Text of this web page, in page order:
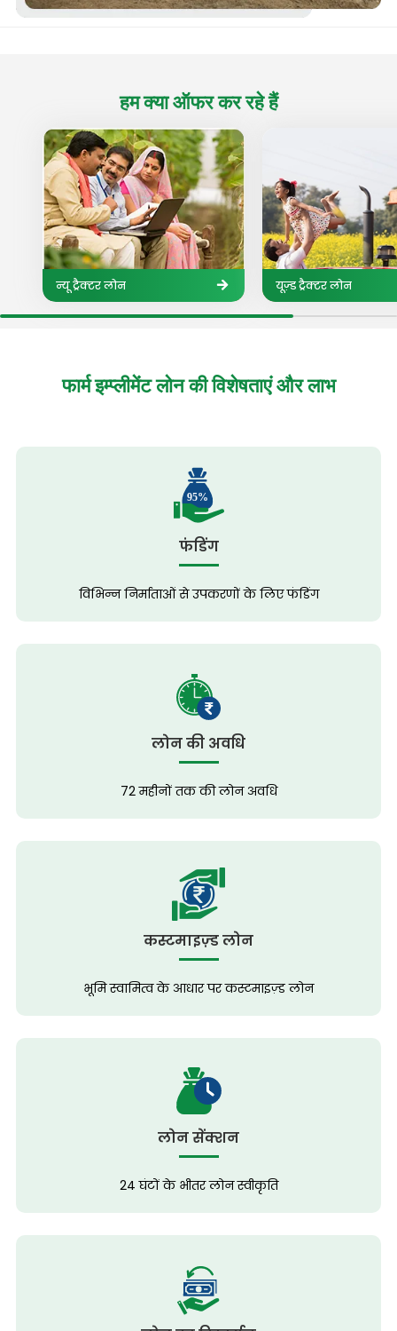
हम क्याऑफर कर रहे हैं
न्यू ट्रैक्टर लोन यूज़्ड ट्रैक्टर लोन
फार्म इम्प्लीमेंट लोनकी विशेषताएं और लाभ
फंडिंग
विभिन्न निर्माताओं से उपकरणों के लिए फंडिंग
लोन की अवधि
72 महीनों तक की लोन अवधि
कस्टमाइज़्ड लोन
भूमि स्वामित्व के आधार पर कस्टमाइज़्ड लोन
लोन सेंक्शन
24 घंटों के भीतर लोन स्वीकृति